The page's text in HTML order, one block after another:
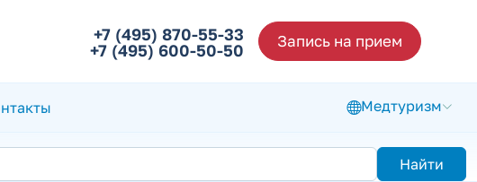
+7 (495) 870-55-33
+7 (495) 600-50-50
Запись на прием
Медтуризм
Найти